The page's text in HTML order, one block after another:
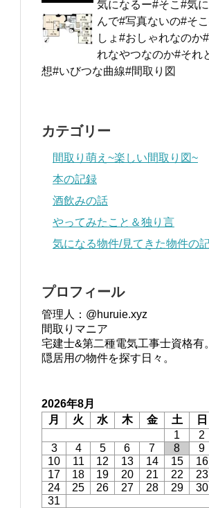
気になるー#そこ#気
んで#写真ないの#そ
しょ#おしゃれなのか
れなやつなのか#それ
想#いびつな曲線#間取り図
カテゴリー
間取り萌え~楽しい間取り図~
本の記録
酒飲みの話
やってみたこと＆独り言
気になる物件/見てきた物件の
プロフィール
管理人：@huruie.xyz
間取りマニア
宅建士&第二種電気工事士資格有。
隠居用の物件を探す日々。
2026年8月
月
火 水 木 金 土
日
1
2
3
4 5 6 7 8
9
10
11 12 13 14 15
16
17
18 19 20 21 22
23
24
25 26 27 28 29
30
31